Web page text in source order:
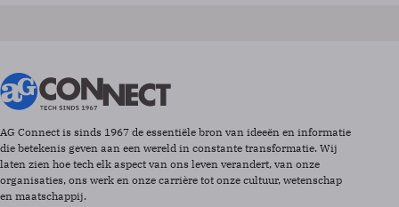
AG Connect is sinds 1967 de essentiële bron van ideeën en informatie
die betekenis geven aan een wereld in constante transformatie. Wij
laten zien hoe tech elk aspect van ons leven verandert, van onze
organisaties, ons werk en onze carrière tot onze cultuur, wetenschap
en maatschappij.